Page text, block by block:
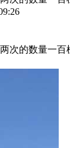
次的数量一百